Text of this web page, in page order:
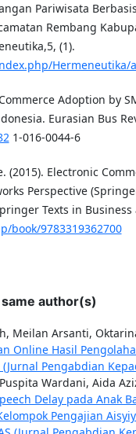
Pariwisata
Rembang
(1).
Hermeneutika/
Adoption by
Eurasian Bus
1-016-0044-6
(2015). Electronic
Perspective
Texts in Business
book/9783319362700
author(s)
Meilan Arsanti,
Online Hasil
(Jurnal Pengabdian
Wardani, Aida
Delay pada Anak
Pengajian